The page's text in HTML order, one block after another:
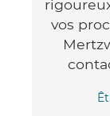
vos